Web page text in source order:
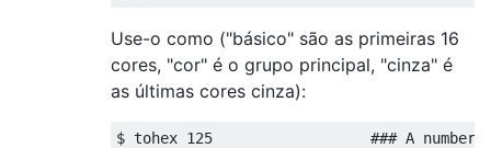
Use-o como ("básico" são as primeiras 16
cores, "cor" é o grupo principal, "cinza" é
as últimas cores cinza):
$ tohex 125
### A number